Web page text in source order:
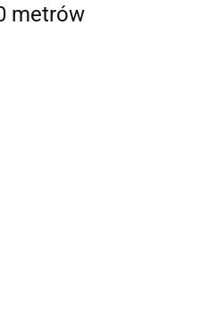
metrów